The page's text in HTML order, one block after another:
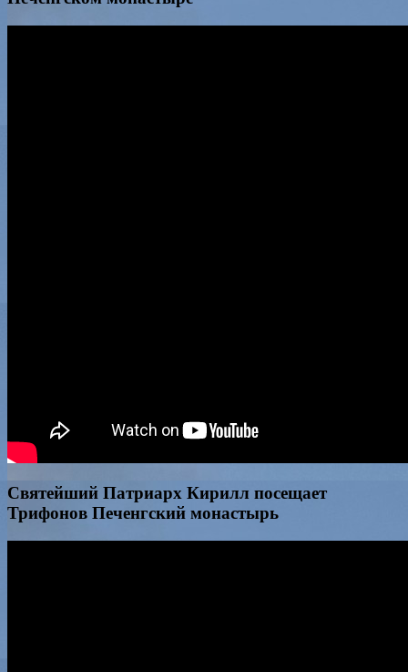
Святейший Патриарх Кирилл посещает
Трифонов Печенгский монастырь